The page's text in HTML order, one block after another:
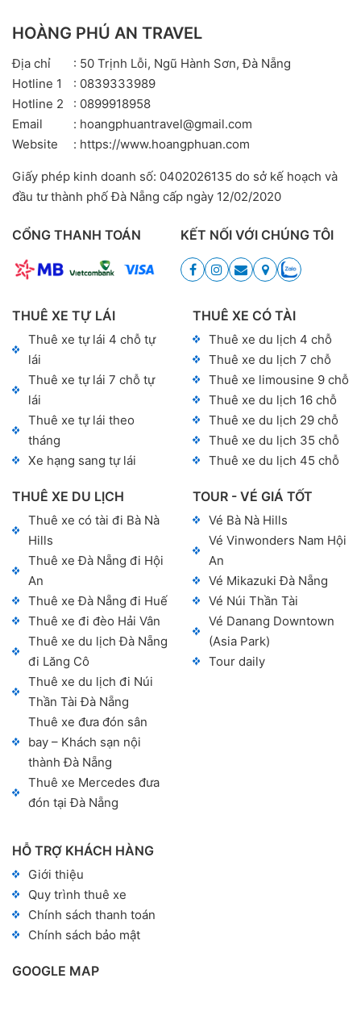
HOÀNG PHÚ AN TRAVEL
Địa chỉ
: 50 Trịnh Lỗi, Ngũ Hành Sơn, Đà Nẵng
Hotline 1
: 0839333989
Hotline 2
: 0899918958
Email
: hoangphuantravel@gmail.com
Website
: https://www.hoangphuan.com
Giấy phép kinh doanh số: 0402026135 do sở kế hoạch và
đầu tư thành phố Đà Nẵng cấp ngày 12/02/2020
CỔNG THANH TOÁN KẾT NỐI VỚI CHÚNG TÔI
THUÊ XE TỰ LÁI
Thuê xe tự lái 4 chỗ tự
lái
Thuê xe tự lái 7 chỗ tự
lái
Thuê xe tự lái theo
tháng
Xe hạng sang tự lái
THUÊ XE DU LỊCH
Thuê xe có tài đi Bà Nà
Hills
Thuê xe Đà Nẵng đi Hội
An
Thuê xe Đà Nẵng đi Huế
Thuê xe đi đèo Hải Vân
Thuê xe du lịch Đà Nẵng
đi Lăng Cô
Thuê xe du lịch đi Núi
Thần Tài Đà Nẵng
Thuê xe đưa đón sân
bay – Khách sạn nội
thành Đà Nẵng
Thuê xe Mercedes đưa
đón tại Đà Nẵng
THUÊ XE CÓ TÀI
Thuê xe du lịch 4 chỗ
Thuê xe du lịch 7 chỗ
Thuê xe limousine 9 chỗ
Thuê xe du lịch 16 chỗ
Thuê xe du lịch 29 chỗ
Thuê xe du lịch 35 chỗ
Thuê xe du lịch 45 chỗ
TOUR - VÉ GIÁ TỐT
Vé Bà Nà Hills
Vé Vinwonders Nam Hội
An
Vé Mikazuki Đà Nẵng
Vé Núi Thần Tài
Vé Danang Downtown
(Asia Park)
Tour daily
GOOGLE MAP
HỖ TRỢ KHÁCH HÀNG
Giới thiệu
Quy trình thuê xe
Chính sách thanh toán
Chính sách bảo mật